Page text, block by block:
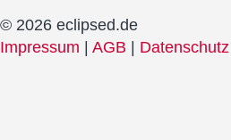
© 2026 eclipsed.de
Impressum
AGB Datenschutz